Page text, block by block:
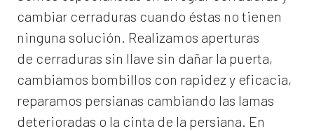
cambiar cerraduras cuando éstas no tienen
ninguna solución. Realizamos aperturas
de cerraduras sin llave sin dañar la puerta,
cambiamos bombillos con rapidez y eficacia,
reparamos persianas cambiando las lamas
deterioradas o la cinta de la persiana. En